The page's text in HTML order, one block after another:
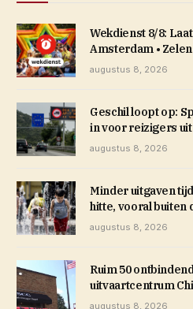
Wekdienst 8/8:
Amsterdam •
augustus 8, 2026
Geschil loopt op:
in voor reizigers
augustus 8, 2026
Minder uitgaven
hitte, vooral buiten
augustus 8, 2026
Ruim 50
uitvaartcentrum
augustus 8, 2026